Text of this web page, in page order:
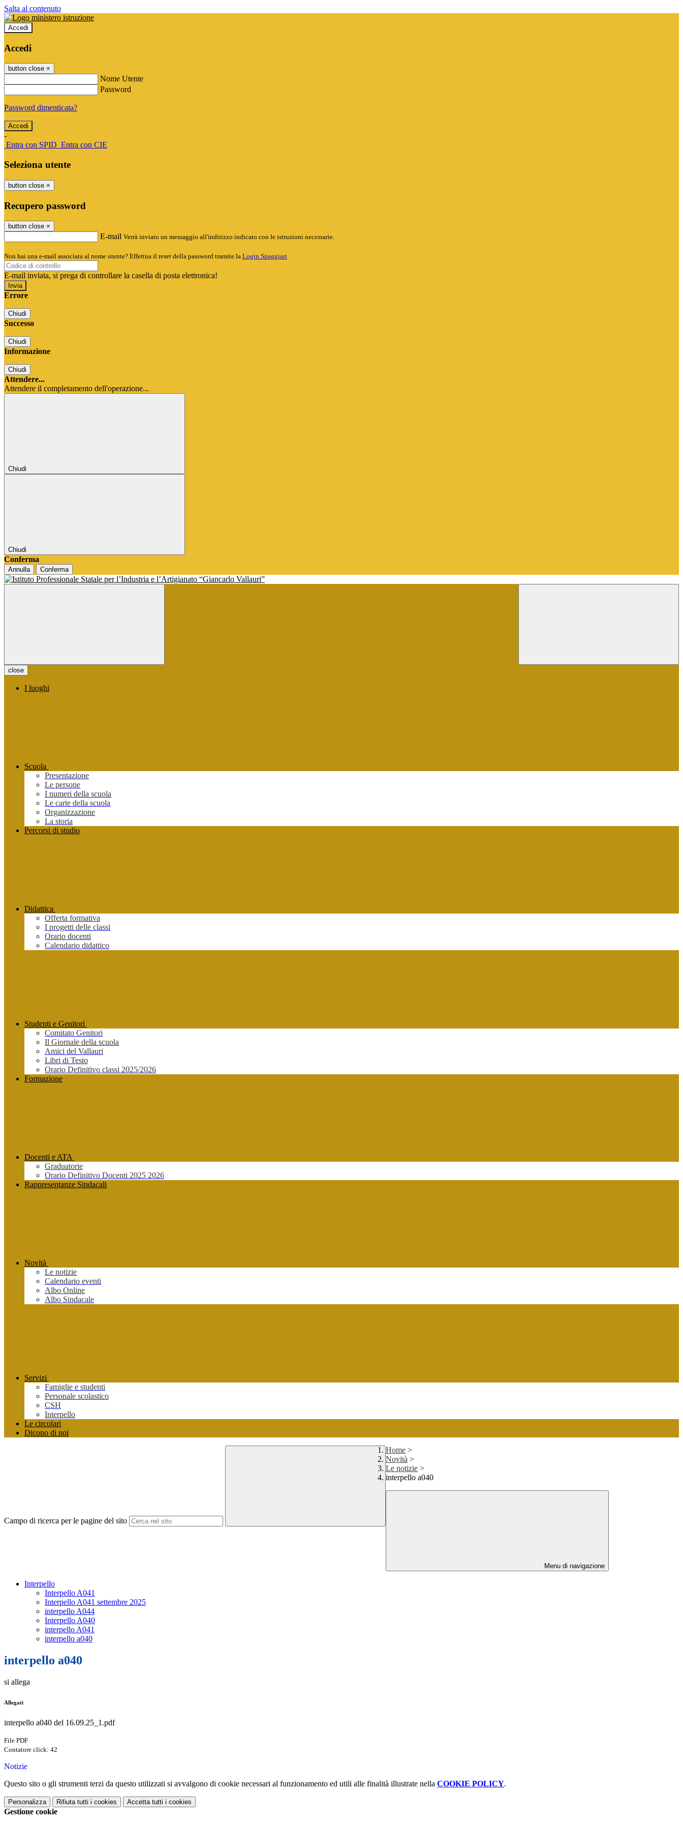
Salta al contenuto
Accedi
Accedi
button close ×
Nome Utente
Password
Password dimenticata?
-
Entra con SPID Entra con CIE
Seleziona utente
button close ×
Recupero password
button close ×
E-mail Verrà inviato un messaggio all'indirizzo indicato con le istruzioni necessarie.
Non hai una e-mail associata al nome utente? Effettua il reset della password tramite la Login Spaggiari
E-mail inviata, si prega di controllare la casella di posta elettronica!
Errore
Chiudi
Successo
Chiudi
Informazione
Chiudi
Attendere...
Attendere il completamento dell'operazione...
Chiudi
Chiudi
Conferma
Annulla Conferma
close
I luoghi
Scuola
Presentazione
Le persone
I numeri della scuola
Le carte della scuola
Organizzazione
La storia
Percorsi di studio
Didattica
Offerta formativa
I progetti delle classi
Orario docenti
Calendario didattico
Studenti e Genitori
Comitato Genitori
Il Giornale della scuola
Amici del Vallauri
Libri di Testo
Orario Definitivo classi 2025/2026
Formazione
Docenti e ATA
Graduatorie
Orario Definitivo Docenti 2025 2026
Rappresentanze Sindacali
Novità
Le notizie
Calendario eventi
Albo Online
Albo Sindacale
Servizi
Famiglie e studenti
Personale scolastico
CSH
Interpello
Le circolari
Dicono di noi
Campo di ricerca per le pagine del sito
Home >
Novità >
Le notizie >
interpello a040
Menu di navigazione
Interpello
Interpello A041
Interpello A041 settembre 2025
interpello A044
Interpello A040
interpello A041
interpello a040
interpello a040
si allega
Allegati
interpello a040 del 16.09.25_1.pdf
File PDF
Contatore click: 42
Notizie
Questo sito o gli strumenti terzi da questo utilizzati si avvalgono di cookie necessari al funzionamento ed utili alle finalità illustrate nella COOKIE POLICY.
Personalizza Rifiuta tutti i cookies Accetta tutti i cookies
Gestione cookie